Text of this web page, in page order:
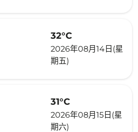
32°C
2026年08月14日(星
期五)
31°C
2026年08月15日(星
期六)